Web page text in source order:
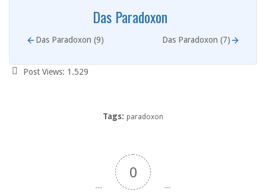
Das Paradoxon
Das Paradoxon (9) Das Paradoxon (7)
Post Views: 1.529
Tags: paradoxon
0